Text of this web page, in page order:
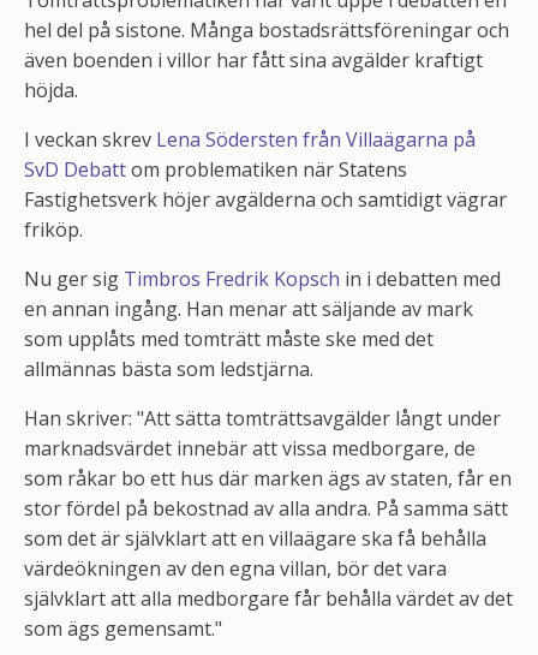
hel del på sistone. Många bostadsrättsföreningar och
även boenden i villor har fått sina avgälder kraftigt
höjda.
I veckan skrev Lena Södersten från Villaägarna på
SvD Debattom problematiken när Statens
Fastighetsverk höjer avgälderna och samtidigt vägrar
friköp.
Nu ger sig Timbros Fredrik Kopsch in i debatten med
en annan ingång. Han menar att säljande av mark
som upplåts med tomträtt måste ske med det
allmännas bästa som ledstjärna.
Han skriver: "Att sätta tomträttsavgälder långt under
marknads­värdet innebär att vissa medborgare, de
som råkar bo ett hus där marken ägs av staten, får en
stor fördel på bekostnad av alla andra. På samma sätt
som det är självklart att en villaägare ska få behålla
värde­ökningen av den egna villan, bör det vara
självklart att alla medborgare får behålla värdet av det
som ägs gemensamt."